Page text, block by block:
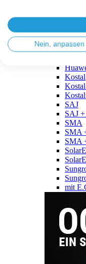
Kostal
SAJ
SAJ
SMA
SMA
SMA
mit
Nein, anpassen